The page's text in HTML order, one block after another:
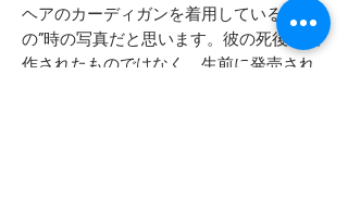
ヘアのカーディガンを着用している”あ
の”時の写真だと思います。彼の死後に製
作されたものではなく、生前に発売され